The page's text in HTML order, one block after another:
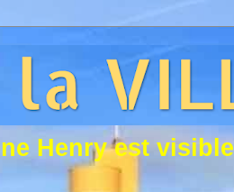
ne Henry est visi b e